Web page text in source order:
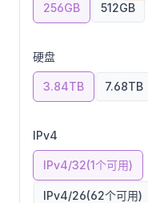
256GB 512GB
硬盘
3.84TB 7.68TB
IPv4
IPv4/32(1个可用)
IPv4/26(62个可用)